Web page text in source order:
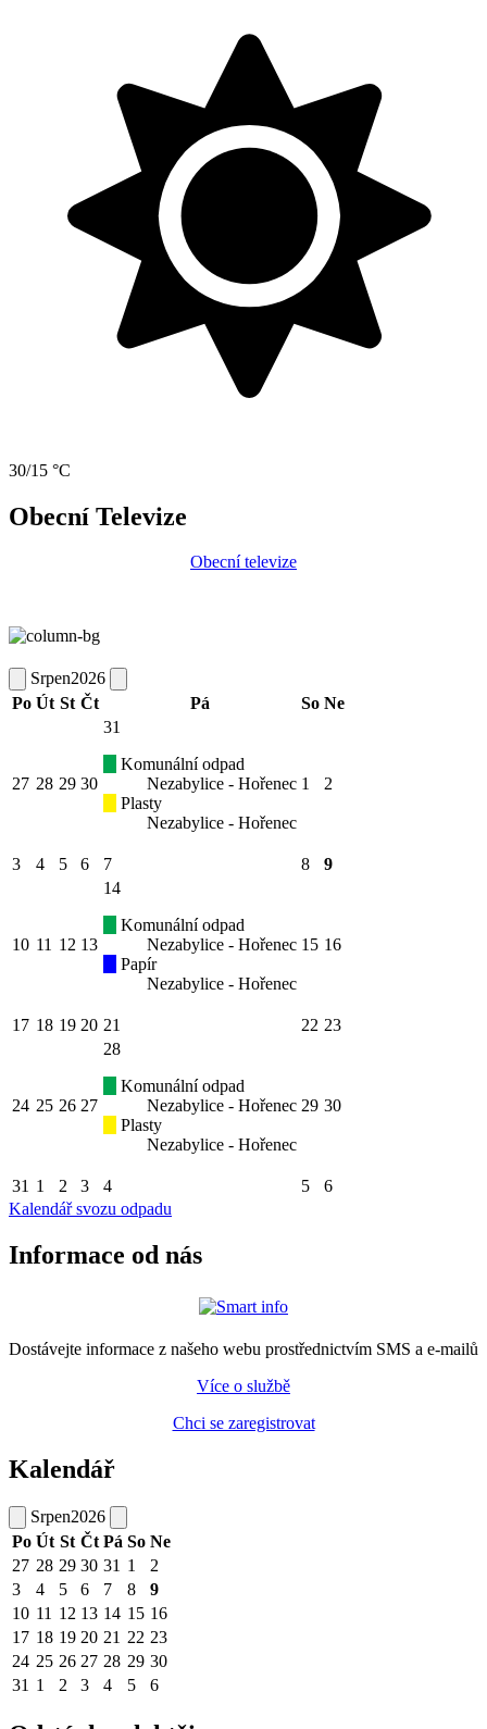
30/15 °C
Obecní Televize
Obecní televize
Srpen2026
Po Út St Čt Pá So Ne
27 28 29 30
31
Komunální odpad
Nezabylice - Hořenec
Plasty
Nezabylice - Hořenec
1 2
3 4 5 6 7 8 9
10 11 12 13
14
Komunální odpad
Nezabylice - Hořenec
Papír
Nezabylice - Hořenec
15 16
17 18 19 20 21 22 23
24 25 26 27
28
Komunální odpad
Nezabylice - Hořenec
Plasty
Nezabylice - Hořenec
29 30
31 1 2 3 4 5
6
Kalendář svozu odpadu
Informace od nás
Dostávejte informace z našeho webu prostřednictvím SMS a e-mailů
Více o službě
Chci se zaregistrovat
Kalendář
Srpen2026
Po Út St Čt Pá So Ne
27 28 29 30 31 1
2
3
4 5 6 7 8
9
10 11 12 13 14 15 16
17 18 19 20 21 22 23
24 25 26 27 28 29 30
31 1 2 3 4 5 6